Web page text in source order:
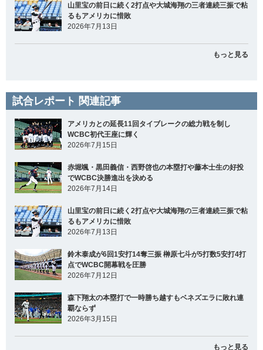
山里宝の前日に続く2打点や大城海翔の三者連続三振で粘
るもアメリカに惜敗
2026年7月13日
もっと見る
試合レポート 関連記事
アメリカとの延長11回タイブレークの総力戦を制し
WCBC初代王座に輝く
2026年7月15日
赤堀颯・黒田義信・西野啓也の本塁打や藤本士生の好投
でWCBC決勝進出を決める
2026年7月14日
山里宝の前日に続く2打点や大城海翔の三者連続三振で粘
るもアメリカに惜敗
2026年7月13日
鈴木泰成が6回1安打14奪三振 榊原七斗が5打数5安打4打
点でWCBC開幕戦を圧勝
2026年7月12日
森下翔太の本塁打で一時勝ち越すもベネズエラに敗れ連
覇ならず
2026年3月15日
もっと見る